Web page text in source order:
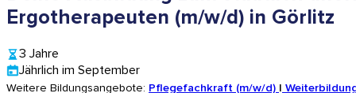
Ergotherapeuten (m/w/d) in Görlitz
3 Jahre
Jährlich im September
Weitere Bildungsangebote: Pflegefachkraft (m/w/d)